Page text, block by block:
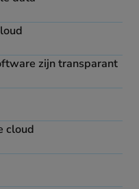
zijn transparant
cloud